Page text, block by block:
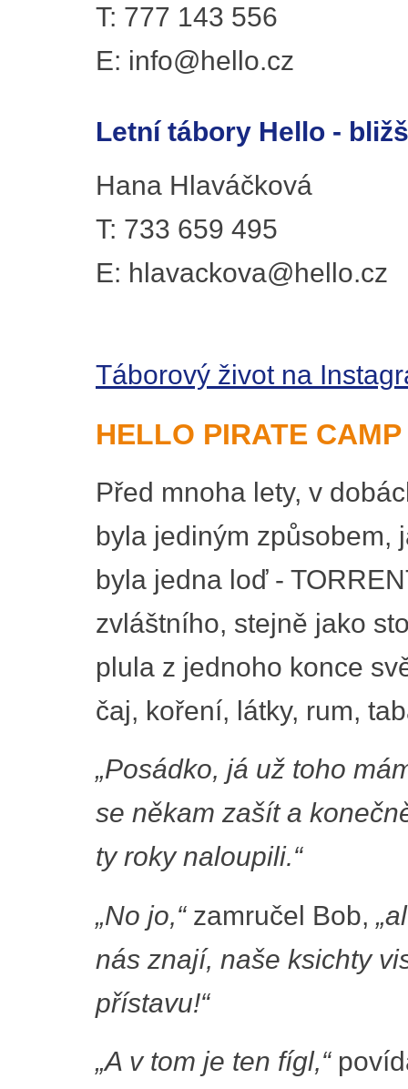
T: 777 143 556
E: info@hello.cz
Letní tábory Hello -
Hana Hlaváčková
T: 733 659 495
E: hlavackova@hello.cz
Táborový život na
HELLO PIRATE CAMP
Před mnoha lety, v
byla jediným způsobem,
byla jedna loď -
zvláštního, stejně jako
plula z jednoho konce
čaj, koření, látky, rum,
„Posádko, já už toho
se někam zašít a
ty roky naloupili.“
„No jo,“zamručel Bob,
nás znají, naše ksichty
přístavu!“
„A v tom je ten fígl,“